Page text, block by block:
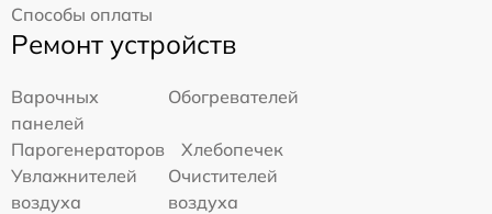
Способы оплаты
Ремонт устройств
Варочных
панелей
Обогревателей
Парогенераторов
Хлебопечек
Увлажнителей
воздуха
Очистителей
воздуха